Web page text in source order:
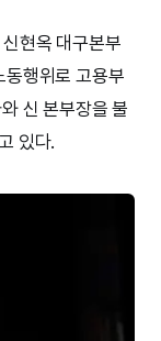
현옥 대구본부
행위로 고용부
신 본부장을 불
있다.